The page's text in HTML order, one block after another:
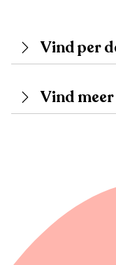
Vind per
Vind